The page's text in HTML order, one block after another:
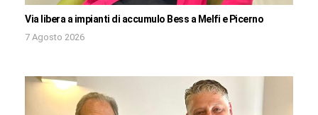
Via libera a impianti di accumulo Bess a Melfi e Picerno
7 Agosto 2026